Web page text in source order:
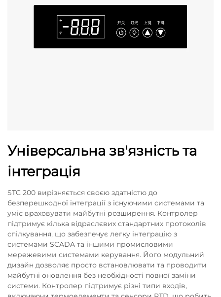
Універсальна зв'язність та
інтеграція
STC 200 вирізняється своєю здатністю до
безперешкодної інтеграції з існуючими системами та
уміє враховувати майбутні розширення. Контролер
підтримує кілька відраслєвих стандартних протоколів
спілкування, що забезпечує легку інтеграцію з
системами SCADA та іншими промисловими
мережевими системами керування. Його модульний
дизайн дозволяє просто встановлювати та проводити
майбутні оновлення без необхідності повної заміни
системи. Контролер підтримує різні типи входів,